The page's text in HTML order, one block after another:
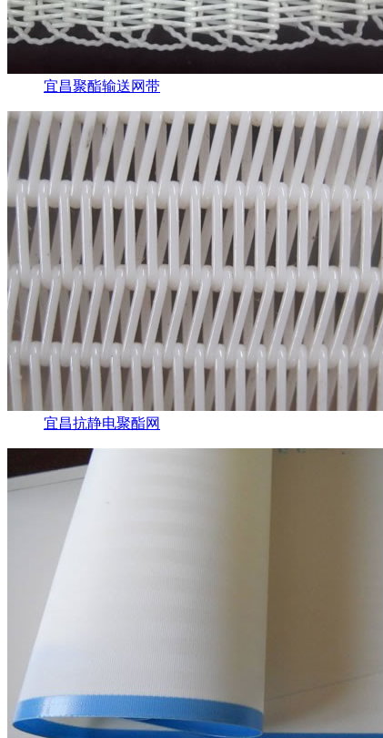
宜昌聚酯输送网带
宜昌抗静电聚酯网